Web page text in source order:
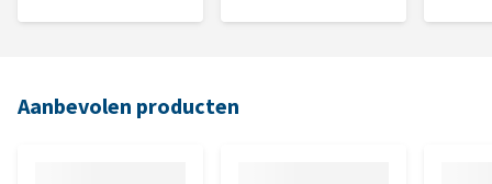
Aanbevolen producten